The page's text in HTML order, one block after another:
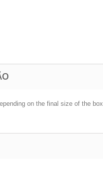
on the final size of the box